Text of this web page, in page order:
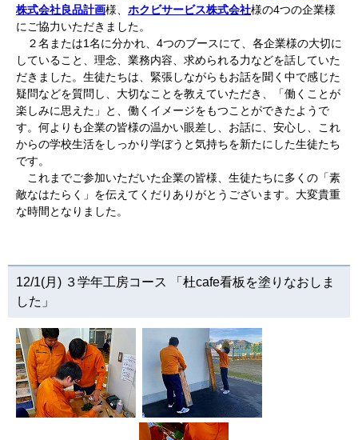
株式会社良品計画様、 ホクビサービス株式会社様の4つの企業様
にご協力いただきました。
２名または1名に分かれ、4つのブースにて、各企業様の大切に
していること、理念、業務内容、求められる力などを話していた
だきました。生徒たちは、緊張しながらもお話を聞く中で感じた
疑問などを質問し、大切なことを教えていただき、「働くことが
楽しみに思えた」と、働くイメージをもつことができたようで
す。何よりも企業の皆様の温かい眼差し、お話に、安心し、これ
からの学校生活をしっかり学ぼうと気持ちを新たにした生徒たち
です。
これまでご参加いただいた企業の皆様、生徒たちに多くの「素
敵なはたらく」を伝えてくだりありがとうございます。大変貴重
な時間となりました。
12/1(月) ３学年工房コース 「杜cafe看板を塗りなおしま
した」